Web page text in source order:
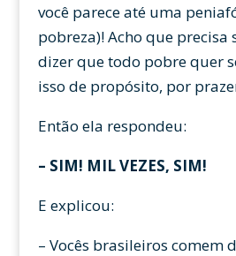
você parece até uma
pobreza)! Acho que precisa
dizer que todo pobre quer
isso de propósito, por
Então ela respondeu:
– SIM! MIL VEZES, SIM!
E explicou:
– Vocês brasileiros comem